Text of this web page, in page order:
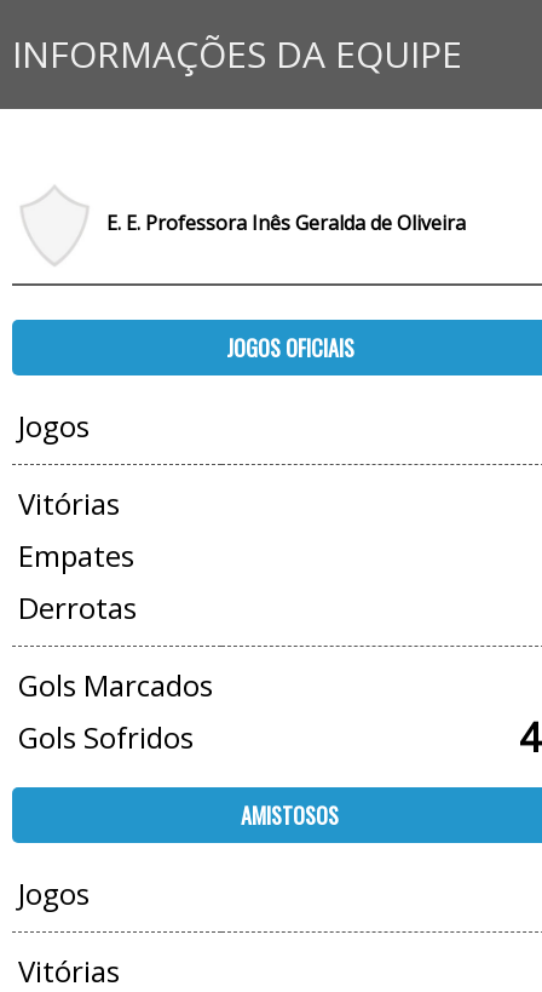
INFORMAÇÕES DA EQUIPE
E. E. Professora Inês Geralda de Oliveira
JOGOS OFICIAIS
Jogos
Vitórias
Empates
Derrotas
Gols Marcados
Gols Sofridos
AMISTOSOS
Jogos
Vitórias